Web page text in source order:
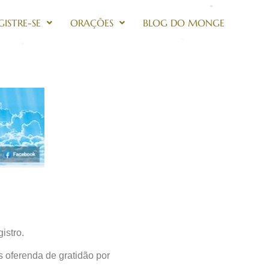
SE ORAÇÕES BLOG DO MONGE
oferenda de gratidão por